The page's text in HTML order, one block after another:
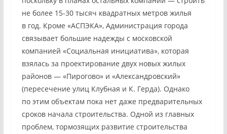
не более 15-30 тысяч квадратных метров жилья
в год. Кроме «АСПЭКА», Администрация города
связывает большие надежды с московской
компанией «Социальная инициатива», которая
взялась за проектирование двух новых жилых
районов — «Пирогово» и «Александровский»
(пересечение улиц Клубная и К. Герда). Однако
по этим объектам пока нет даже предварительных
сроков начала строительства. Одной из главных
проблем, тормозящих развитие строительства